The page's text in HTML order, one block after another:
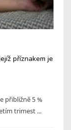
příznakem je
přibližně 5 %
trimest ...